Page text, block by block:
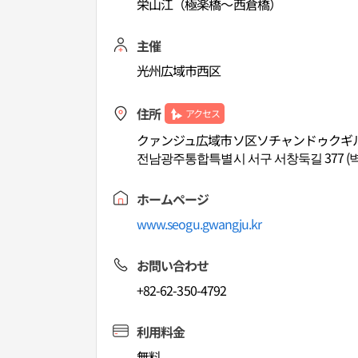
栄山江（極楽橋～西倉橋）
主催
光州広域市西区
住所 アクセス
クァンジュ広域市ソ区ソチャンドゥクギ
전남광주통합특별시 서구 서창둑길 377 (
ホームページ
www.seogu.gwangju.kr
お問い合わせ
+82-62-350-4792
利用料金